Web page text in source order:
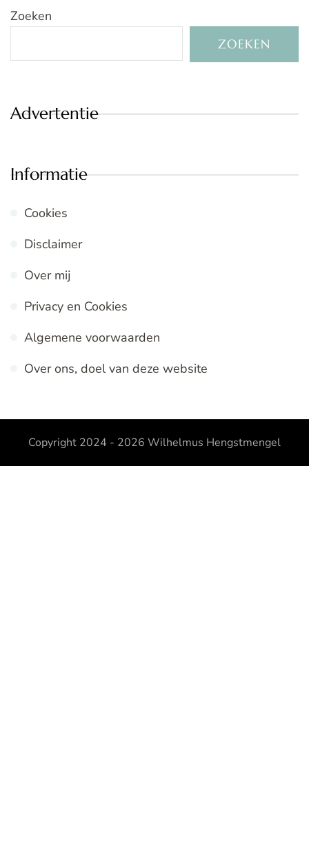
Zoeken
ZOEKEN
Advertentie
Informatie
Cookies
Disclaimer
Over mij
Privacy en Cookies
Algemene voorwaarden
Over ons, doel van deze website
Copyright 2024 - 2026 Wilhelmus Hengstmengel